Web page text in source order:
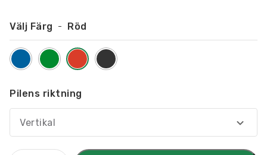
Välj Färg Röd
Pilens riktning
Vertikal